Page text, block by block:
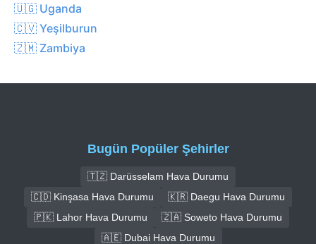
🇺🇬 Uganda
🇨🇻 Yeşilburun
🇿🇲 Zambiya
Bugün Popüler Şehirler
🇹🇿 Darüsselam Hava Durumu
🇨🇩 Kinşasa Hava Durumu
🇰🇷 Daegu Hava Durumu
🇵🇰 Lahor Hava Durumu
🇿🇦 Soweto Hava Durumu
🇦🇪 Dubai Hava Durumu